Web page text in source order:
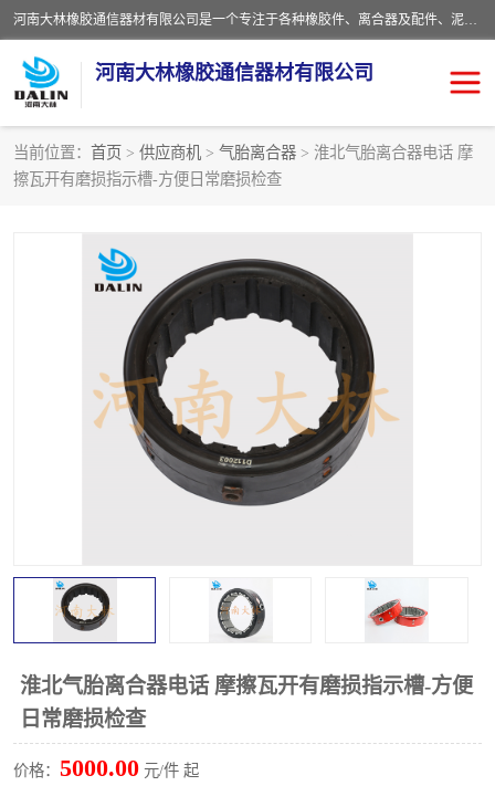
河南大林橡胶通信器材有限公司是一个专注于各种橡胶件、离合器及配件、泥浆泵及配件等产品设计制造和加工的企业。产品应用于矿山、冶金、石油、钢铁、化工、水泥、船舶、造纸、通用机械等各种大功率机械传动或制动装置。
河南大林橡胶通信器材有限公司
当前位置： 首页 > 供应商机 > 气胎离合器 > 淮北气胎离合器电话 摩
擦瓦开有磨损指示槽-方便日常磨损检查
淮北气胎离合器电话 摩擦瓦开有磨损指示槽-方便
日常磨损检查
价格： 5000.00 元/件 起
推盘离合器 通风离合器
VC离合器
气胎离合器
泥浆泵空气包胶囊 气动元件
DY隔膜式离合器 CB离合器
实芯轮胎